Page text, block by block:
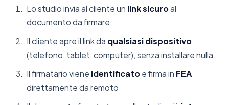
Lo studio invia al cliente un link sicuroal
documento da firmare
Il cliente apre il link da qualsiasi dispositivo
(telefono, tablet, computer), senza installare nulla
Il firmatario viene identificatoe firma in FEA
direttamente da remoto